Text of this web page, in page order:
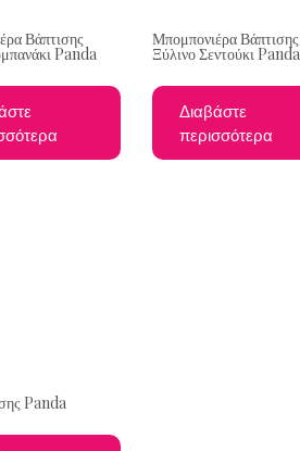
Βάπτισης
Panda
Μπομπονιέρα Βάπτισης
Ξύλινο Σεντούκι Panda
Διαβάστε
περισσότερα
Panda